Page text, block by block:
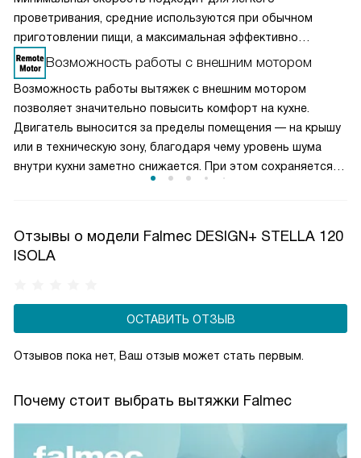
проветривания, средние используются при обычном
приготовлении пищи, а максимальная эффективно
справляется с сильным паром и запахами. Такое
разделение обеспечивает оптимальный баланс между
производительностью и уровнем шума. Пользователь
может гибко управлять мощностью вытяжки, снижая
энергопотребление и продлевая срок службы двигателя,
сохраняя комфортную атмосферу на кухне.
Возможность работы с внешним мотором
Возможность работы вытяжек с внешним мотором
позволяет значительно повысить комфорт на кухне.
Двигатель выносится за пределы помещения — на крышу
или в техническую зону, благодаря чему уровень шума
внутри кухни заметно снижается. При этом сохраняется
с внешним мотором сочетают мощность, надежность
и акустический комфорт.
Отзывы о модели Falmec DESIGN+ STELLA 120
ISOLA
ОСТАВИТЬ ОТЗЫВ
Отзывов пока нет, Ваш отзыв может стать первым.
Почему стоит выбрать вытяжки Falmec